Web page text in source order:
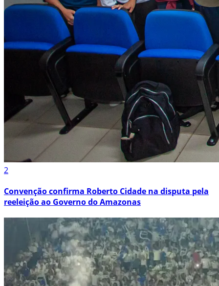
2
Convenção confirma Roberto Cidade na disputa pela
reeleição ao Governo do Amazonas